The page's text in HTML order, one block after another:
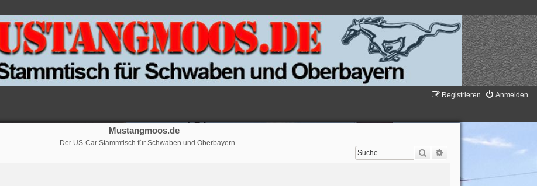
Anmelden
Registrieren
Mustangmoos.de
Der US-Car Stammtisch für Schwaben und Oberbayern
Suche